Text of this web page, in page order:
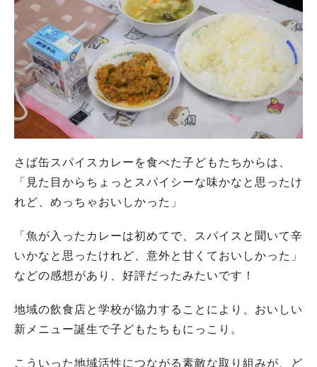
さば缶スパイスカレーを食べた子どもたちからは、
「見た目からちょっとスパイシーな味かなと思ったけ
れど、めっちゃおいしかった」
「魚が入ったカレーは初めてで、スパイスと聞いて辛
いかなと思ったけれど、意外と甘くておいしかった」
などの感想があり、好評だったみたいです！
地域の飲食店と学校が協力することにより、おいしい
新メニュー誕生で子どもたちもにっこり。
こういった地域活性につながる素敵な取り組みが、ど